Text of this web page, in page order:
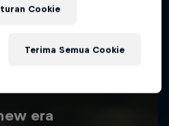
Cookie
Terima Semua Cookie